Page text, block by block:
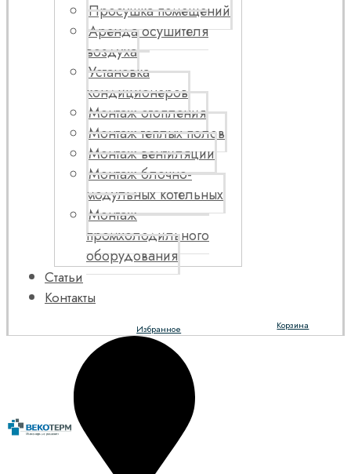
Просушка помещений
Аренда осушителя
воздуха
Установка
кондиционеров
Монтаж отопления
Монтаж теплых полов
Монтаж вентиляции
Монтаж блочно-
модульных котельных
Монтаж
промхолодильного
оборудования
Статьи
Контакты
Корзина
Избранное